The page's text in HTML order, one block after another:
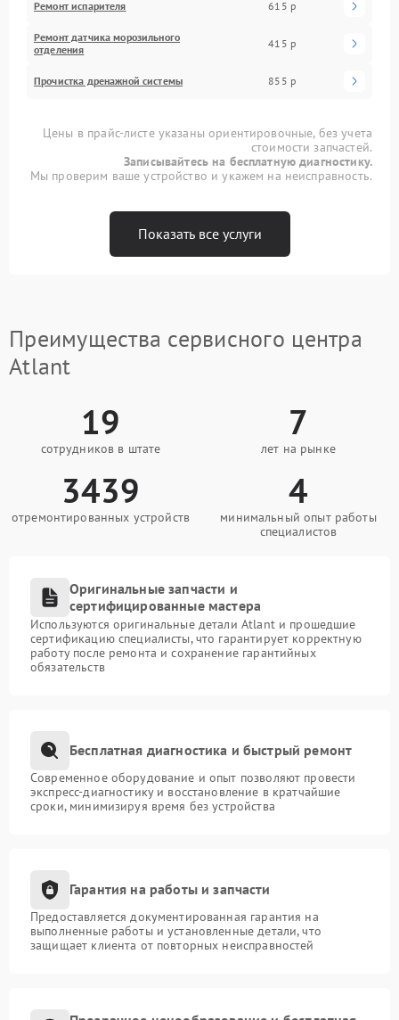
Ремонт испарителя 615 р
Ремонт датчика морозильного
отделения
415 р
Прочистка дренажной системы 855 р
Цены в прайс-листе указаны ориентировочные, без учета
стоимости запчастей.
Записывайтесь на бесплатную диагностику.
Мы проверим ваше устройство и укажем на неисправность.
Показать все услуги
Преимущества сервисного центра
Atlant
19
сотрудников в штате
7
лет на рынке
3439
отремонтированных устройств
4
минимальный опыт работы
специалистов
Оригинальные запчасти и
сертифицированные мастера
Используются оригинальные детали Atlant и прошедшие
сертификацию специалисты, что гарантирует корректную
работу после ремонта и сохранение гарантийных
обязательств
Бесплатная диагностика и быстрый ремонт
Современное оборудование и опыт позволяют провести
экспресс-диагностику и восстановление в кратчайшие
сроки, минимизируя время без устройства
Гарантия на работы и запчасти
Предоставляется документированная гарантия на
выполненные работы и установленные детали, что
защищает клиента от повторных неисправностей